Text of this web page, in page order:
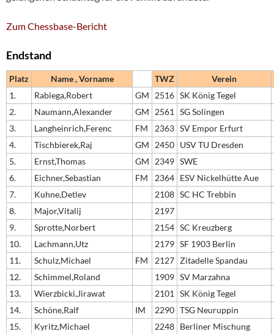
Zum Chessbase-Bericht
Endstand
Platz Name , Vorname TWZ
Verein
1.
Rabiega,Robert GM 2516 SK König Tegel
2.
Naumann,Alexander GM 2561
SG Solingen
3.
Langheinrich,Ferenc FM 2363 SV Empor Erfurt
4.
Tischbierek,Raj GM 2450 USV TU Dresden
5.
Ernst,Thomas GM 2349 SWE
6.
Eichner,Sebastian FM 2364 ESV Nickelhütte Aue
7.
Kuhne,Detlev 2108 SC HC Trebbin
8.
Major,Vitalij
2197
9.
Sprotte,Norbert 2154 SC Kreuzberg
10.
Lachmann,Utz 2179 SF 1903 Berlin
11.
Schulz,Michael FM 2127 Zitadelle Spandau
12.
Schimmel,Roland 1909 SV Marzahna
13.
Wierzbicki,Jirawat 2101
SK König Tegel
14.
Schöne,Ralf IM 2290 TSG Neuruppin
15.
Kyritz,Michael 2248 Berliner Mischung